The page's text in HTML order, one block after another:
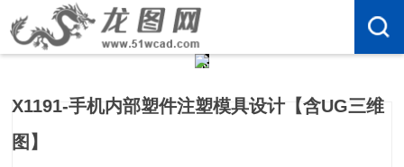
X1191-手机内部塑件注塑模具设计【含UG三维
图】